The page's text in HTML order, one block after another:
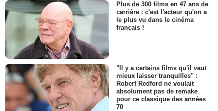
Plus de 300 films en 47 ans de
carrière : c'est l'acteur qu'on a
le plus vu dans le cinéma
français !
"Il y a certains films qu'il vaut
mieux laisser tranquilles" :
Robert Redford ne voulait
absolument pas de remake
pour ce classique des années
70